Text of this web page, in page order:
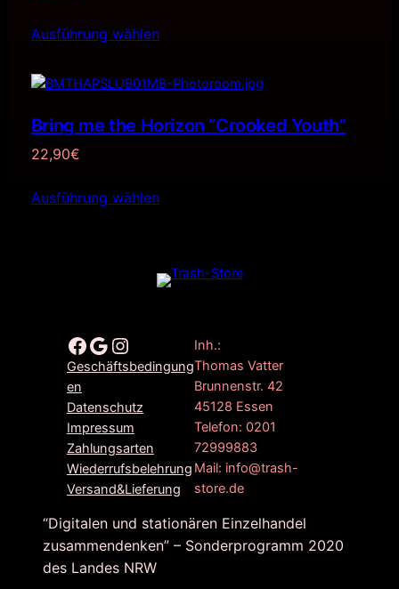
Ausführung wählen
Bring me the Horizon ”Crooked Youth”
22,90€
Ausführung wählen
Facebook Google Instagram
Geschäftsbedingung
en
Datenschutz
Impressum
Zahlungsarten
Wiederrufsbelehrung
Versand&Lieferung
Inh.:
Thomas Vatter
Brunnenstr. 42
45128 Essen
Telefon: 0201
72999883
Mail: info@trash-
store.de
“Digitalen und stationären Einzelhandel
zusammendenken” – Sonderprogramm 2020
des Landes NRW